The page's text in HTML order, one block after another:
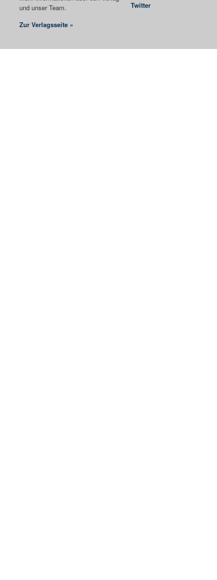
und unser Team.
Zur Verlagsseite »
Twitter